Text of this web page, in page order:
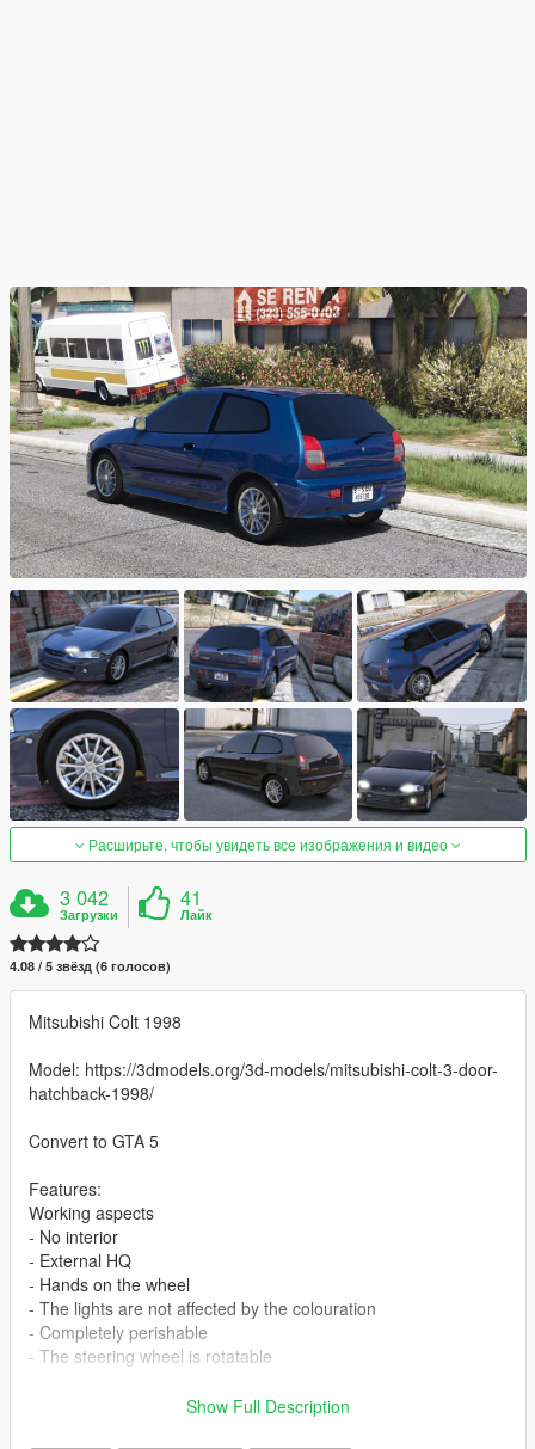
Расширьте, чтобы увидеть все изображения и видео
3 042
Загрузки
41
Лайк
4.08 / 5 звёзд (6 голосов)
Mitsubishi Colt 1998
Model: https://3dmodels.org/3d-models/mitsubishi-colt-3-door-
hatchback-1998/
Convert to GTA 5
Features:
Working aspects
- No interior
- External HQ
- Hands on the wheel
- The lights are not affected by the colouration
- Completely perishable
- The steering wheel is rotatable
Show Full Description